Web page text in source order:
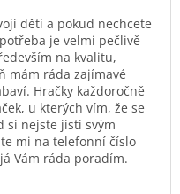
dětí a pokud nechcete
je velmi pečlivě
na kvalitu,
mám ráda zajímavé
Hračky každoročně
u kterých vím, že se
si nejste jisti svým
mi na telefonní číslo
Vám ráda poradím.